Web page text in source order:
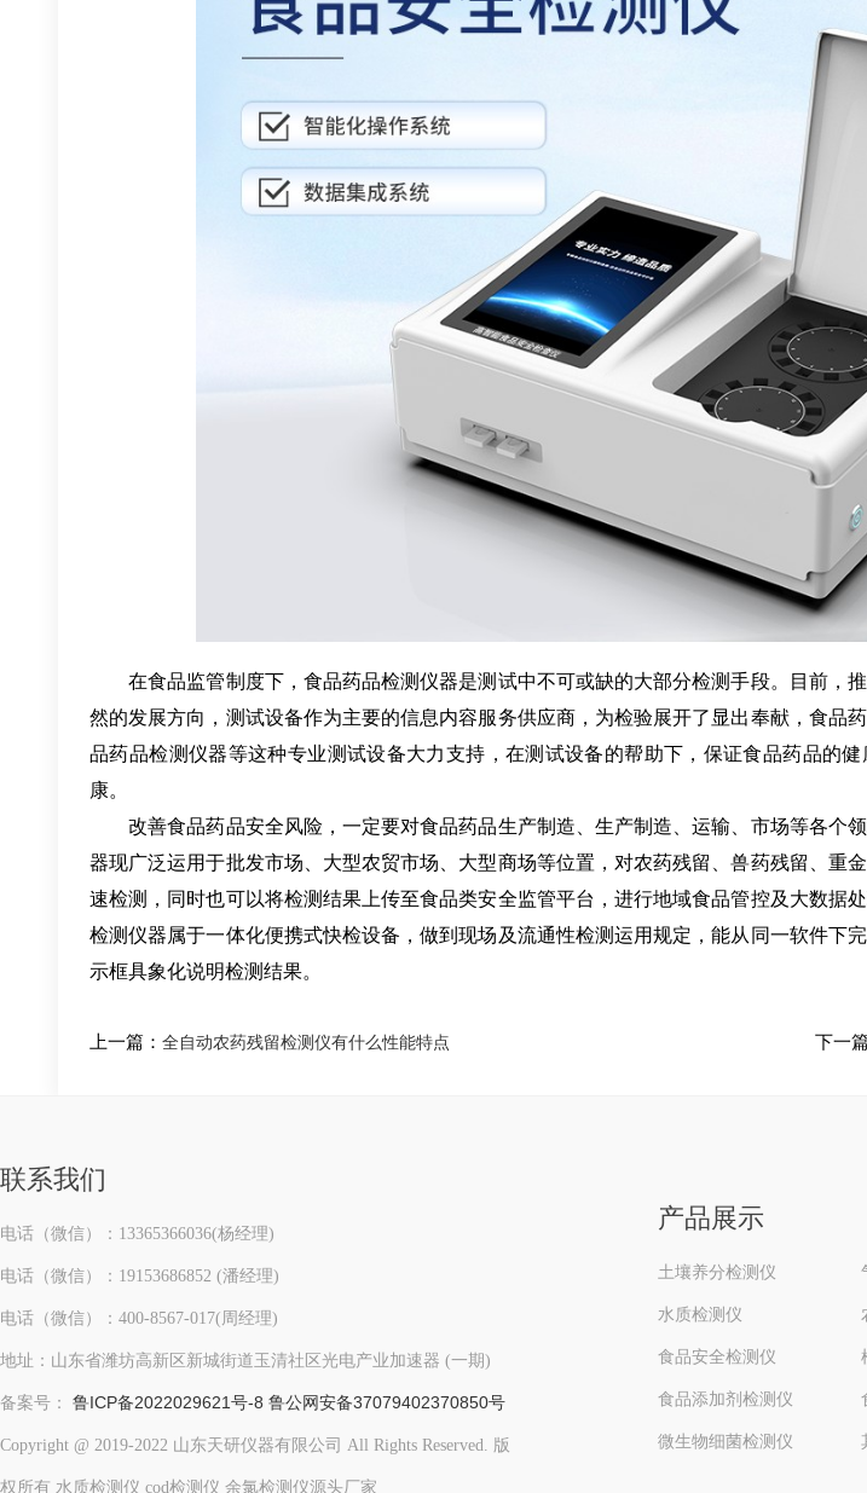
在食品监管制度下，食品药品检测仪器是测试中不可或缺的大部分检测手段。目前，
然的发展方向，测试设备作为主要的信息内容服务供应商，为检验展开了显出奉献，食品
品药品检测仪器等这种专业测试设备大力支持，在测试设备的帮助下，保证食品药品的
康。
改善食品药品安全风险，一定要对食品药品生产制造、生产制造、运输、市场等各个
器现广泛运用于批发市场、大型农贸市场、大型商场等位置，对农药残留、兽药残留、重
速检测，同时也可以将检测结果上传至食品类安全监管平台，进行地域食品管控及大数据
检测仪器属于一体化便携式快检设备，做到现场及流通性检测运用规定，能从同一软件下
示框具象化说明检测结果。
上一篇： 全自动农药残留检测仪有什么性能特点 下一
联系我们
电话（微信）：13365366036(杨经理)
电话（微信）：19153686852 (潘经理)
电话（微信）：400-8567-017(周经理)
地址：山东省潍坊高新区新城街道玉清社区光电产业加速器 (一期)
备案号： 鲁ICP备2022029621号-8 鲁公网安备37079402370850号
Copyright @ 2019-2022 山东天研仪器有限公司 All Rights Reserved. 版
权所有 水质检测仪 cod检测仪 余氯检测仪源头厂家
产品展示
土壤养分检测仪
水质检测仪
食品安全检测仪
食品添加剂检测仪
微生物细菌检测仪